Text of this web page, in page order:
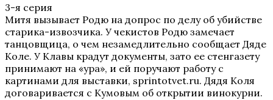
3-я серия
Митя вызывает Родю на допрос по делу об убийстве
старика-извозчика. У чекистов Родю замечает
танцовщица, о чем незамедлительно сообщает Дяде
Коле. У Клавы крадут документы, зато ее стенгазету
принимают на «ура», и ей поручают работу с
картинами для выставки, sprintotvet.ru. Дядя Коля
договаривается с Кумовым об открытии винокурни.